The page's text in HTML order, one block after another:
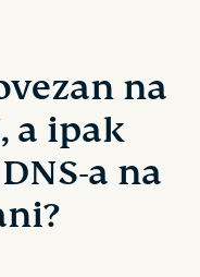
na
a ipak
a na